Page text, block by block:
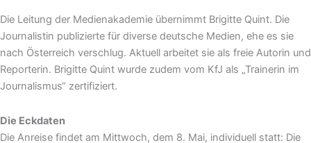
Die Leitung der Medienakademie übernimmt Brigitte Quint. Die
Journalistin publizierte für diverse deutsche Medien, ehe es sie
nach Österreich verschlug. Aktuell arbeitet sie als freie Autorin und
Reporterin. Brigitte Quint wurde zudem vom KfJ als „Trainerin im
Journalismus“ zertifiziert.
Die Eckdaten
Die Anreise findet am Mittwoch, dem 8. Mai, individuell statt: Die